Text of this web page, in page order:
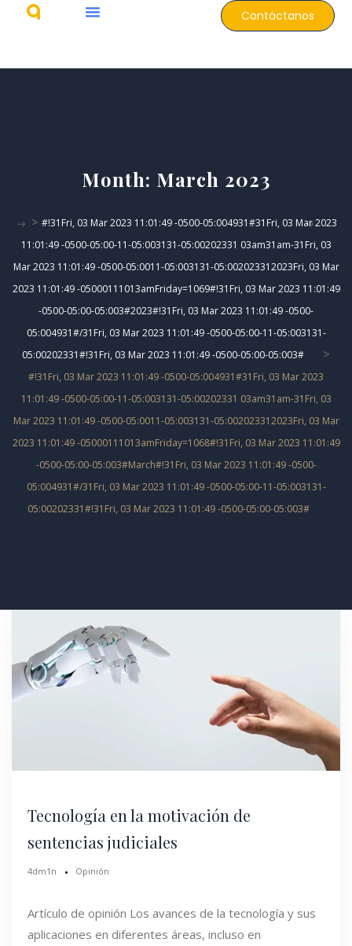
Contáctanos
Month: March 2023
> #!31Fri, 03 Mar 2023 11:01:49 -0500-05:004931#31Fri, 03 Mar 2023
11:01:49 -0500-05:00-11-05:003131-05:00202331 03am31am-31Fri, 03
Mar 2023 11:01:49 -0500-05:0011-05:003131-05:002023312023Fri, 03 Mar
2023 11:01:49 -05000111013amFriday=1069#!31Fri, 03 Mar 2023 11:01:49
-0500-05:00-05:003#2023#!31Fri, 03 Mar 2023 11:01:49 -0500-
05:004931#/31Fri, 03 Mar 2023 11:01:49 -0500-05:00-11-05:003131-
05:00202331#!31Fri, 03 Mar 2023 11:01:49 -0500-05:00-05:003#
>
#!31Fri, 03 Mar 2023 11:01:49 -0500-05:004931#31Fri, 03 Mar 2023
11:01:49 -0500-05:00-11-05:003131-05:00202331 03am31am-31Fri, 03
Mar 2023 11:01:49 -0500-05:0011-05:003131-05:002023312023Fri, 03 Mar
2023 11:01:49 -05000111013amFriday=1068#!31Fri, 03 Mar 2023 11:01:49
-0500-05:00-05:003#March#!31Fri, 03 Mar 2023 11:01:49 -0500-
05:004931#/31Fri, 03 Mar 2023 11:01:49 -0500-05:00-11-05:003131-
05:00202331#!31Fri, 03 Mar 2023 11:01:49 -0500-05:00-05:003#
Tecnología en la motivación de
sentencias judiciales
4dm1n Opinión
Artículo de opinión Los avances de la tecnología y sus
aplicaciones en diferentes áreas, incluso en